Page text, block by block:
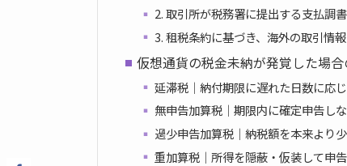
2. 取引所が税務署に提出する支払調
3. 租税条約に基づき、海外の取引情
仮想通貨の税金未納が発覚した場合
延滞税｜納付期限に遅れた日数に応
無申告加算税｜期限内に確定申告し
過少申告加算税｜納税額を本来より
重加算税｜所得を隠蔽・仮装して申